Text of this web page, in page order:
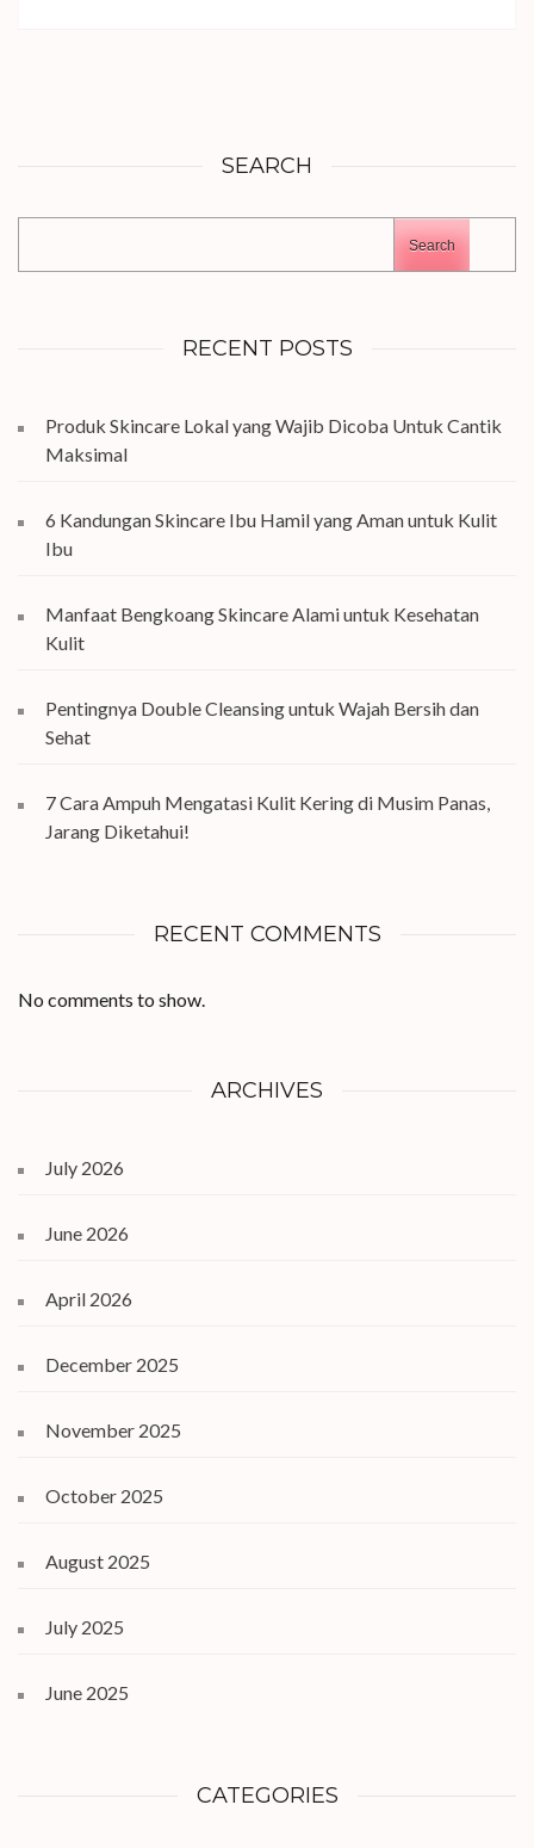
SEARCH
Search
RECENT POSTS
Produk Skincare Lokal yang Wajib Dicoba Untuk Cantik
Maksimal
6 Kandungan Skincare Ibu Hamil yang Aman untuk Kulit
Ibu
Manfaat Bengkoang Skincare Alami untuk Kesehatan
Kulit
Pentingnya Double Cleansing untuk Wajah Bersih dan
Sehat
7 Cara Ampuh Mengatasi Kulit Kering di Musim Panas,
Jarang Diketahui!
RECENT COMMENTS
No comments to show.
ARCHIVES
July 2026
June 2026
April 2026
December 2025
November 2025
October 2025
August 2025
July 2025
June 2025
CATEGORIES